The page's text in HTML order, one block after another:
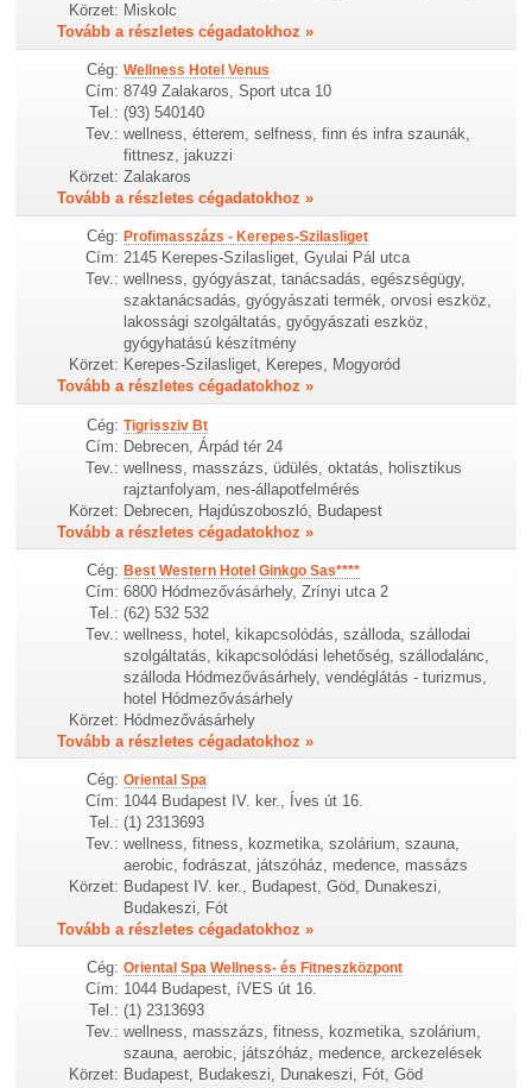
Körzet: Miskolc
Tovább a részletes cégadatokhoz »
Cég: Wellness Hotel Venus
Cím: 8749 Zalakaros, Sport utca 10
Tel.: (93) 540140
Tev.: wellness, étterem, selfness, finn és infra szaunák,
fittnesz, jakuzzi
Körzet: Zalakaros
Tovább a részletes cégadatokhoz »
Cég: Profimasszázs - Kerepes-Szilasliget
Cím: 2145 Kerepes-Szilasliget, Gyulai Pál utca
Tev.: wellness, gyógyászat, tanácsadás, egészségügy,
szaktanácsadás, gyógyászati termék, orvosi eszköz,
lakossági szolgáltatás, gyógyászati eszköz,
gyógyhatású készítmény
Körzet: Kerepes-Szilasliget, Kerepes, Mogyoród
Tovább a részletes cégadatokhoz »
Cég: Tigrissziv Bt
Cím: Debrecen, Árpád tér 24
Tev.: wellness, masszázs, üdülés, oktatás, holisztikus
rajztanfolyam, nes-állapotfelmérés
Körzet: Debrecen, Hajdúszoboszló, Budapest
Tovább a részletes cégadatokhoz »
Cég: Best Western Hotel Ginkgo Sas****
Cím: 6800 Hódmezővásárhely, Zrínyi utca 2
Tel.: (62) 532 532
Tev.: wellness, hotel, kikapcsolódás, szálloda, szállodai
szolgáltatás, kikapcsolódási lehetőség, szállodalánc,
szálloda Hódmezővásárhely, vendéglátás - turizmus,
hotel Hódmezővásárhely
Körzet: Hódmezővásárhely
Tovább a részletes cégadatokhoz »
Cég: Oriental Spa
Cím: 1044 Budapest IV. ker., Íves út 16.
Tel.: (1) 2313693
Tev.: wellness, fitness, kozmetika, szolárium, szauna,
aerobic, fodrászat, játszóház, medence, massázs
Körzet: Budapest IV. ker., Budapest, Göd, Dunakeszi,
Budakeszi, Fót
Tovább a részletes cégadatokhoz »
Cég: Oriental Spa Wellness- és Fitneszközpont
Cím: 1044 Budapest, íVES út 16.
Tel.: (1) 2313693
Tev.: wellness, masszázs, fitness, kozmetika, szolárium,
szauna, aerobic, játszóház, medence, arckezelések
Körzet: Budapest, Budakeszi, Dunakeszi, Fót, Göd